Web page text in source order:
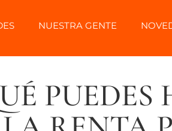
NUESTRA GENTE